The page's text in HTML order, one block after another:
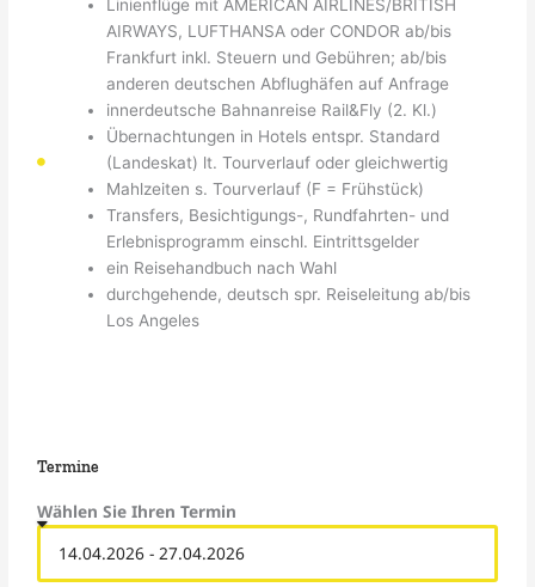
Linienflüge mit AMERICAN AIRLINES/BRITISH
AIRWAYS, LUFTHANSA oder CONDOR ab/bis
Frankfurt inkl. Steuern und Gebühren; ab/bis
anderen deutschen Abflughäfen auf Anfrage
innerdeutsche Bahnanreise Rail&Fly (2. Kl.)
Übernachtungen in Hotels entspr. Standard
(Landeskat) lt. Tourverlauf oder gleichwertig
Mahlzeiten s. Tourverlauf (F = Frühstück)
Transfers, Besichtigungs-, Rundfahrten- und
Erlebnisprogramm einschl. Eintrittsgelder
ein Reisehandbuch nach Wahl
durchgehende, deutsch spr. Reiseleitung ab/bis
Los Angeles
Termine
Wählen Sie Ihren Termin